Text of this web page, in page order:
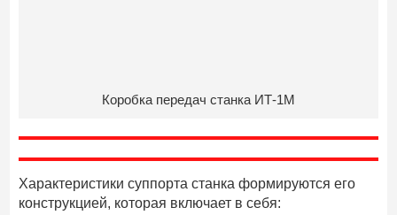
Коробка передач станка ИТ-1М
Характеристики суппорта станка формируются его
конструкцией, которая включает в себя: